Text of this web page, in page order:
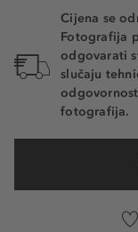
Cijena se
Fotografija
odgovarati
slučaju
fotografija.